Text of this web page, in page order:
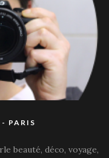
PARIS
beauté, déco, voyage,